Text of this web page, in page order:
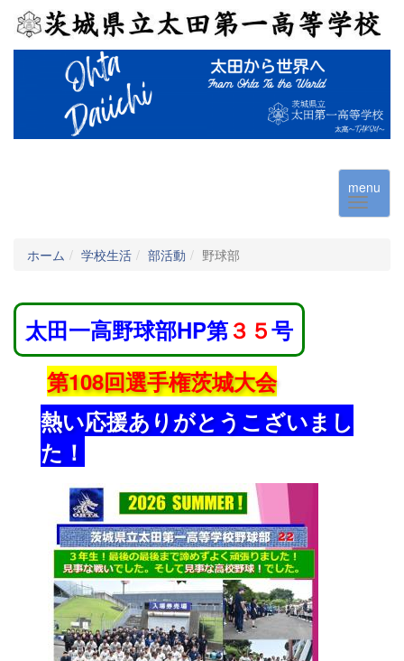
menu
ホーム 学校生活 部活動 野球部
太田一高野球部HP第３５号
第108回選手権茨城大会
熱い応援ありがとうこざいまし
た！